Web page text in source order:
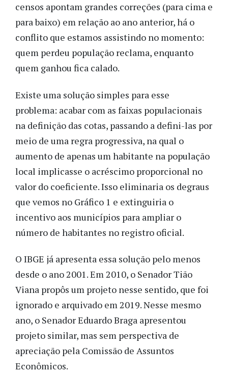
censos apontam grandes correções (para cima e
para baixo) em relação ao ano anterior, há o
conflito que estamos assistindo no momento:
quem perdeu população reclama, enquanto
quem ganhou fica calado.
Existe uma solução simples para esse
problema: acabar com as faixas populacionais
na definição das cotas, passando a defini-las por
meio de uma regra progressiva, na qual o
aumento de apenas um habitante na população
local implicasse o acréscimo proporcional no
valor do coeficiente. Isso eliminaria os degraus
que vemos no Gráfico 1 e extinguiria o
incentivo aos municípios para ampliar o
número de habitantes no registro oficial.
O IBGE já apresenta essa solução pelo menos
desde o ano 2001. Em 2010, o Senador Tião
Viana propôs um projeto nesse sentido, que foi
ignorado e arquivado em 2019. Nesse mesmo
ano, o Senador Eduardo Braga apresentou
projeto similar, mas sem perspectiva de
apreciação pela Comissão de Assuntos
Econômicos.